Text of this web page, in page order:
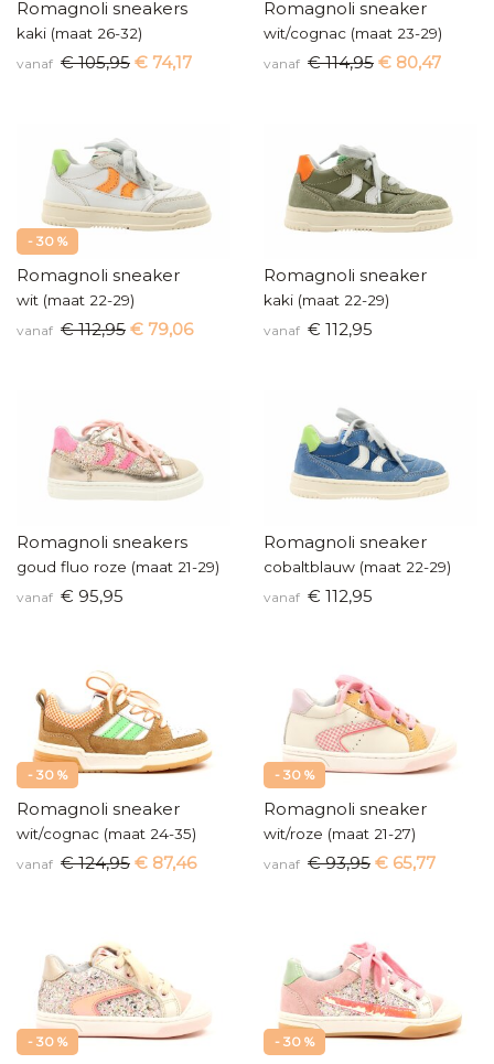
Romagnoli sneakers
kaki (maat 26-32)
vanaf € 105,95 € 74,17
Romagnoli sneaker
wit/cognac (maat 23-29)
vanaf € 114,95 € 80,47
- 30 %
Romagnoli sneaker
wit (maat 22-29)
vanaf € 112,95 € 79,06
Romagnoli sneaker
kaki (maat 22-29)
vanaf € 112,95
Romagnoli sneakers
goud fluo roze (maat 21-29)
vanaf € 95,95
Romagnoli sneaker
cobaltblauw (maat 22-29)
vanaf € 112,95
- 30 %
Romagnoli sneaker
wit/cognac (maat 24-35)
vanaf € 124,95 € 87,46
- 30 %
Romagnoli sneaker
wit/roze (maat 21-27)
vanaf € 93,95 € 65,77
- 30 % - 30 %